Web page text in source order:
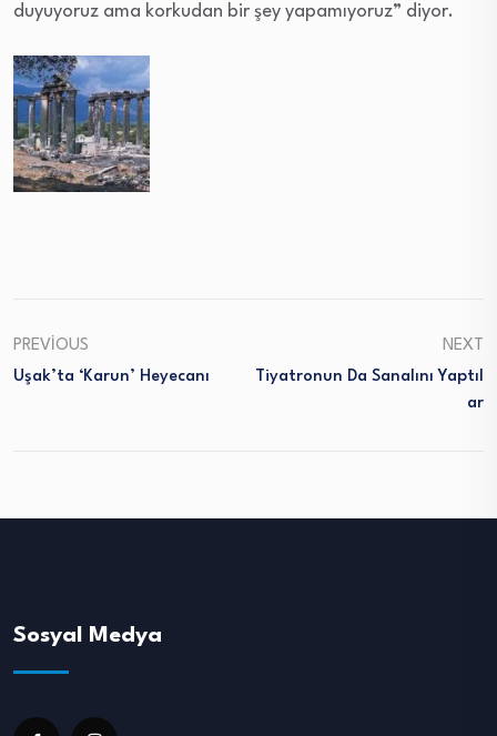
duyuyoruz ama korkudan bir şey yapamıyoruz” diyor.
PREVIOUS
Uşak’ta ‘Karun’ Heyecanı
NEXT
Tiyatronun Da Sanalını Yaptıl
Ar
Sosyal Medya